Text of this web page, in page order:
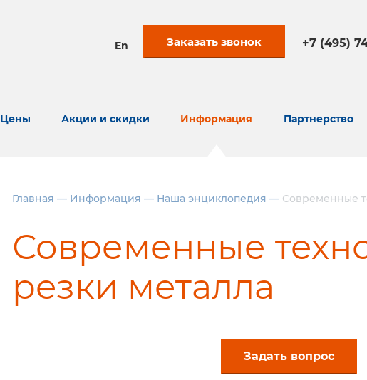
En Заказать звонок +7 (495)
Цены Акции и скидки Информация Партнерство
Главная — Информация — Наша энциклопедия — Современные
Современные
резки металла
Задать вопрос